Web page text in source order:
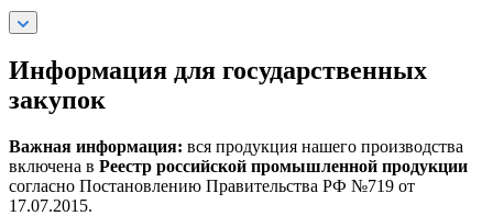
Информация для государственных
закупок
Важная информация: вся продукция нашего производства
включена в Реестр российской промышленной продукции
согласно Постановлению Правительства РФ №719 от
17.07.2015.